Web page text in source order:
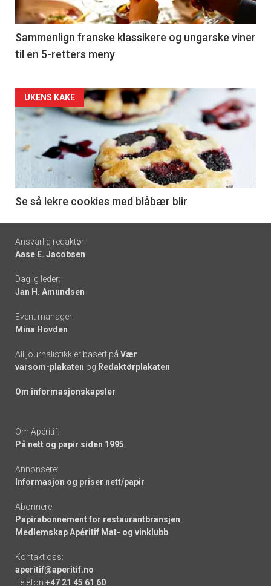
-
5
Sammenlign franske klassikere og ungarske viner
til en 5-retters meny
Forsiden
akkurat
nå
6
UKENS KAKE
Se så lekre cookies med blåbær blir
Footer
-
links
Ansvarlig redaktør:
Aase E. Jacobsen
Daglig leder:
Jan H. Amundsen
Event manager:
Mina Hovden
All journalistikk er basert på Vær
varsom-plakaten og Redaktørplakaten
Om informasjonskapsler
Om Apéritif:
På nett og papir siden 1995
Annonsere:
Informasjon og priser nett/papir
Abonnere:
Papirabonnement for restaurantbransjen
Medlemskap Apéritif Mat- og vinklubb
Kontakt oss:
aperitif@aperitif.no
Telefon +47 21 45 61 60